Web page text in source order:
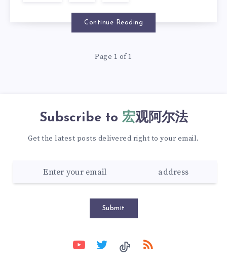
Continue Reading
Page 1 of 1
Subscribe to 宏观阿尔法
Get the latest posts delivered right to your email.
Submit